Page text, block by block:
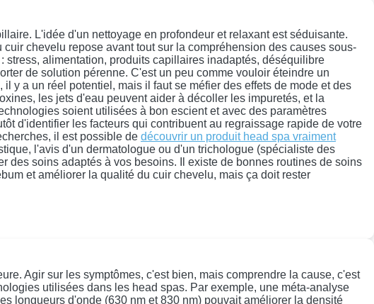
L'idée d'un nettoyage en profondeur et relaxant est séduisante.
chevelu repose avant tout sur la compréhension des causes sous-
alimentation, produits capillaires inadaptés, déséquilibre
de solution pérenne. C'est un peu comme vouloir éteindre un
y a un réel potentiel, mais il faut se méfier des effets de mode et des
les jets d'eau peuvent aider à décoller les impuretés, et la
soient utilisées à bon escient et avec des paramètres
d'identifier les facteurs qui contribuent au regraissage rapide de votre
il est possible de découvrir un produit head spa vraiment
l'avis d'un dermatologue ou d'un trichologue (spécialiste des
des soins adaptés à vos besoins. Il existe de bonnes routines de soins
et améliorer la qualité du cuir chevelu, mais ça doit rester
Agir sur les symptômes, c'est bien, mais comprendre la cause, c'est
utilisées dans les head spas. Par exemple, une méta-analyse
longueurs d'onde (630 nm et 830 nm) pouvait améliorer la densité